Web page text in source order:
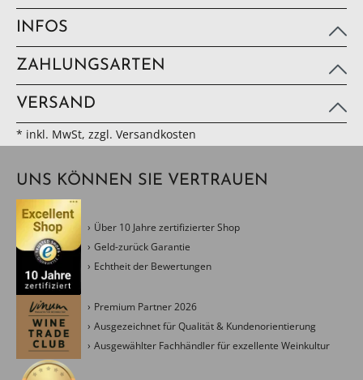
INFOS
ZAHLUNGSARTEN
VERSAND
* inkl. MwSt, zzgl. Versandkosten
UNS KÖNNEN SIE VERTRAUEN
Über 10 Jahre zertifizierter Shop
Geld-zurück Garantie
Echtheit der Bewertungen
Premium Partner 2026
Ausgezeichnet für Qualität & Kundenorientierung
Ausgewählter Fachhändler für exzellente Weinkultur